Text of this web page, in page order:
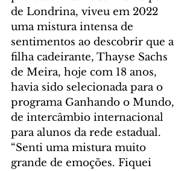
de Londrina, viveu em 2022
uma mistura intensa de
sentimentos ao descobrir que a
filha cadeirante, Thayse Sachs
de Meira, hoje com 18 anos,
havia sido selecionada para o
programa Ganhando o Mundo,
de intercâmbio internacional
para alunos da rede estadual.
“Senti uma mistura muito
grande de emoções. Fiquei